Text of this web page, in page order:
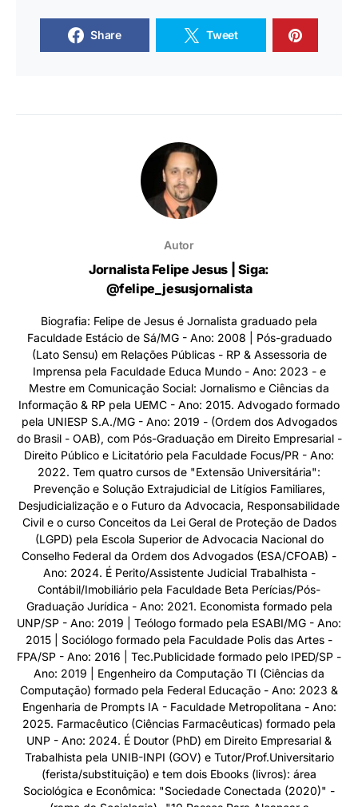
Share Tweet
Autor
Jornalista Felipe Jesus | Siga:
@felipe_jesusjornalista
Biografia: Felipe de Jesus é Jornalista graduado pela
Faculdade Estácio de Sá/MG - Ano: 2008 | Pós-graduado
(Lato Sensu) em Relações Públicas - RP & Assessoria de
Imprensa pela Faculdade Educa Mundo - Ano: 2023 - e
Mestre em Comunicação Social: Jornalismo e Ciências da
Informação & RP pela UEMC - Ano: 2015. Advogado formado
pela UNIESP S.A./MG - Ano: 2019 - (Ordem dos Advogados
do Brasil - OAB), com Pós-Graduação em Direito Empresarial -
Direito Público e Licitatório pela Faculdade Focus/PR - Ano:
2022. Tem quatro cursos de "Extensão Universitária":
Prevenção e Solução Extrajudicial de Litígios Familiares,
Desjudicialização e o Futuro da Advocacia, Responsabilidade
Civil e o curso Conceitos da Lei Geral de Proteção de Dados
(LGPD) pela Escola Superior de Advocacia Nacional do
Conselho Federal da Ordem dos Advogados (ESA/CFOAB) -
Ano: 2024. É Perito/Assistente Judicial Trabalhista -
Contábil/Imobiliário pela Faculdade Beta Perícias/Pós-
Graduação Jurídica - Ano: 2021. Economista formado pela
UNP/SP - Ano: 2019 | Teólogo formado pela ESABI/MG - Ano:
2015 | Sociólogo formado pela Faculdade Polis das Artes -
FPA/SP - Ano: 2016 | Tec.Publicidade formado pelo IPED/SP -
Ano: 2019 | Engenheiro da Computação TI (Ciências da
Computação) formado pela Federal Educação - Ano: 2023 &
Engenharia de Prompts IA - Faculdade Metropolitana - Ano:
2025. Farmacêutico (Ciências Farmacêuticas) formado pela
UNP - Ano: 2024. É Doutor (PhD) em Direito Empresarial &
Trabalhista pela UNIB-INPI (GOV) e Tutor/Prof.Universitario
(ferista/substituição) e tem dois Ebooks (livros): área
Sociológica e Econômica: "Sociedade Conectada (2020)" -